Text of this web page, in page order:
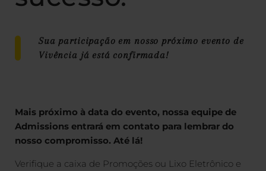
Sua participação em nosso próximo evento de
Vivência já está confirmada!
Mais próximo à data do evento, nossa equipe de
Admissions entrará em contato para lembrar do
nosso compromisso. Até lá!
Verifique a caixa de Promoções ou Lixo Eletrônico e